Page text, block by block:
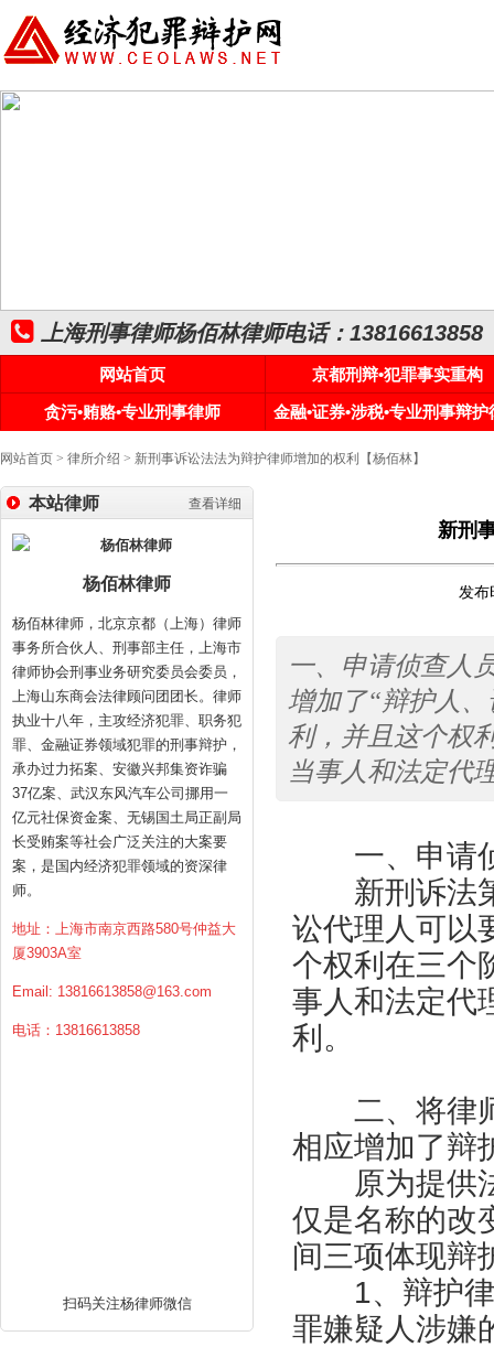
上海刑事律师杨佰林律师电话：13816613858
网站首页
京都刑辩•犯罪事实重构
贪污•贿赂•专业刑事律师
金融•证券•涉税•专业刑事辩护
网站首页 > 律所介绍 > 新刑事诉讼法法为辩护律师增加的权利【杨佰林】
查看详细
本站律师
杨佰林律师
杨佰林律师，北京京都（上海）律师
事务所合伙人、刑事部主任，上海市
律师协会刑事业务研究委员会委员，
上海山东商会法律顾问团团长。律师
执业十八年，主攻经济犯罪、职务犯
罪、金融证券领域犯罪的刑事辩护，
承办过力拓案、安徽兴邦集资诈骗
37亿案、武汉东风汽车公司挪用一
亿元社保资金案、无锡国土局正副局
长受贿案等社会广泛关注的大案要
案，是国内经济犯罪领域的资深律
师。
地址：上海市南京西路580号仲益大
厦3903A室
Email: 13816613858@163.com
电话：13816613858
扫码关注杨律师微信
新刑
发
一、申请侦查人
增加了“辩护人
利，并且这个权
当事人和法定代
一、申请侦
新刑诉法第
讼代理人可以
个权利在三个
事人和法定代
利。
二、将律师
相应增加了辩
原为提供法
仅是名称的改
间三项体现辩
1、辩护律
罪嫌疑人涉嫌